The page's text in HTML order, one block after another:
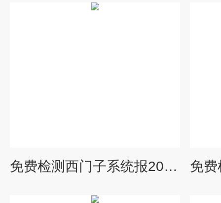
免费检测西门子系统报207800功率模块报警